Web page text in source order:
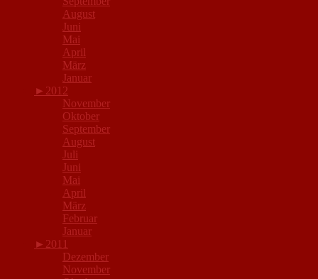
August
Juni
Mai
April
März
Januar
► 2012
November
Oktober
September
August
Juli
Juni
Mai
April
März
Februar
Januar
► 2011
Dezember
November